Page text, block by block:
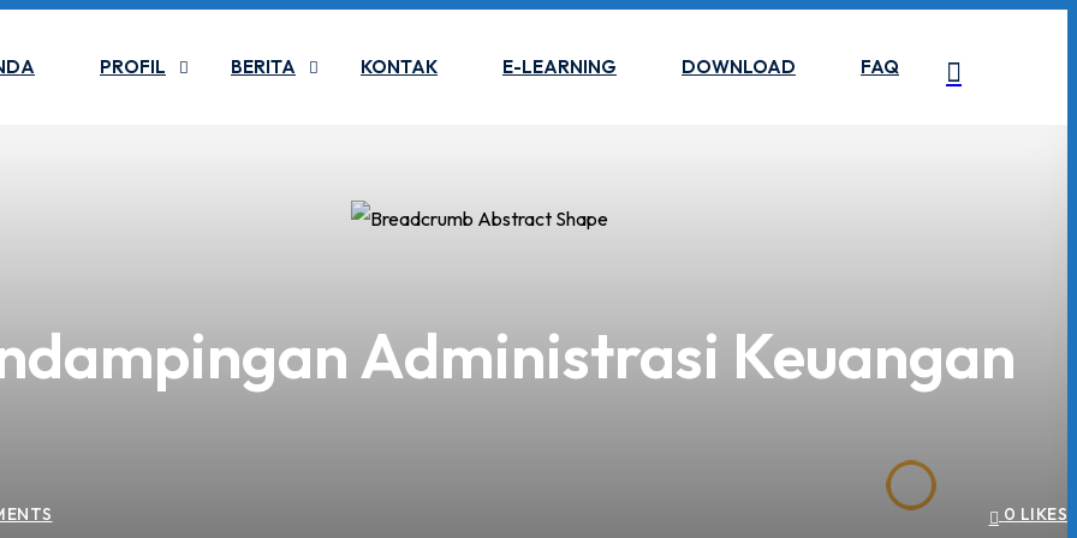
PROFIL BERITA KONTAK E-LEARNING DOWNLOAD FAQ
Administrasi Keuangan
0 LIKES